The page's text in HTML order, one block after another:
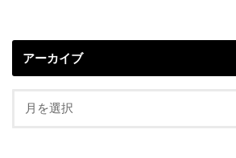
アーカイブ